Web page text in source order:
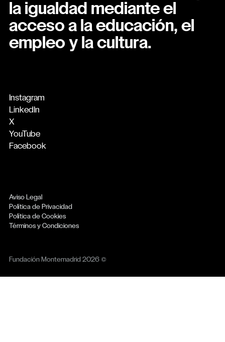
la igualdad mediante el
acceso a la educación, el
empleo y la cultura.
Instagram
LinkedIn
X
YouTube
Facebook
Aviso Legal
Política de Privacidad
Política de Cookies
Términos y Condiciones
Fundación Montemadrid 2026 ©